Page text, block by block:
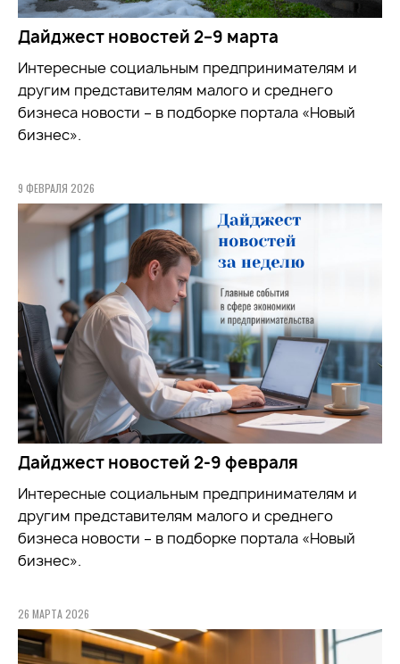
Дайджест новостей 2–9 марта
Интересные социальным предпринимателям и
другим представителям малого и среднего
бизнеса новости – в подборке портала «Новый
бизнес».
9 ФЕВРАЛЯ 2026
Дайджест новостей 2-9 февраля
Интересные социальным предпринимателям и
другим представителям малого и среднего
бизнеса новости – в подборке портала «Новый
бизнес».
26 МАРТА 2026